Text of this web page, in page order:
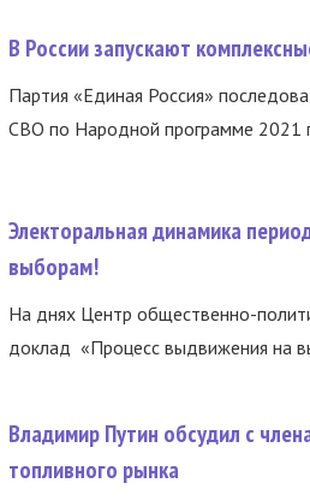
В России запускают
Партия «Единая Россия»
СВО по Народной программе 2021
Электоральная динамика
выборам!
На днях Центр общественно-
доклад «Процесс выдвижения на
Владимир Путин обсудил с
топливного рынка